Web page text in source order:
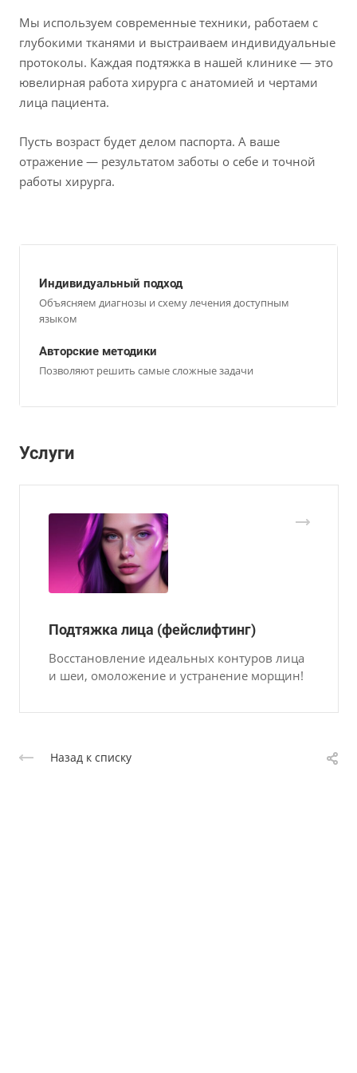
Мы используем современные техники, работаем с
глубокими тканями и выстраиваем индивидуальные
протоколы. Каждая подтяжка в нашей клинике — это
ювелирная работа хирурга с анатомией и чертами
лица пациента.
Пусть возраст будет делом паспорта. А ваше
отражение — результатом заботы о себе и точной
работы хирурга.
Индивидуальный подход
Объясняем диагнозы и схему лечения доступным
языком
Авторские методики
Позволяют решить самые сложные задачи
Услуги
Подтяжка лица (фейслифтинг)
Восстановление идеальных контуров лица
и шеи, омоложение и устранение морщин!
Назад к списку